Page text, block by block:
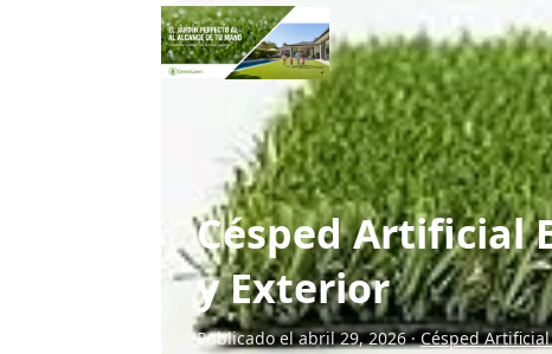
Césped Artificial
y Exterior
Publicado el abril 29, 2026 ·Césped